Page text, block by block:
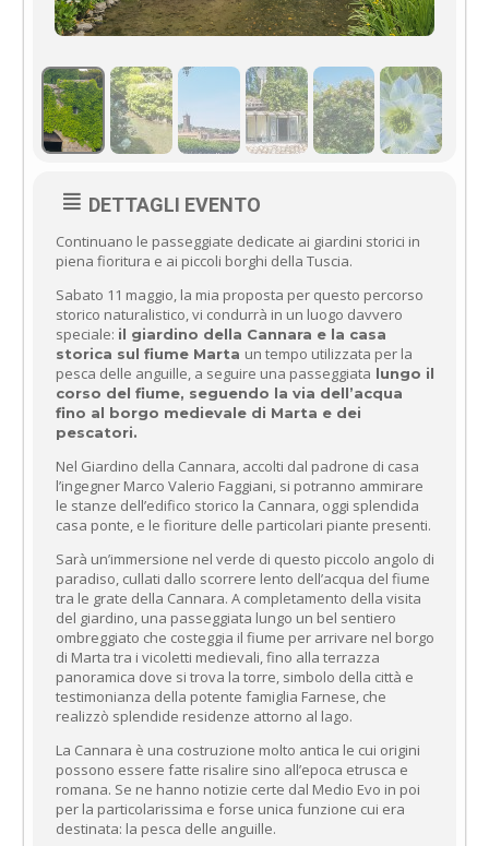
DETTAGLI EVENTO
Continuano le passeggiate dedicate ai giardini storici in
piena fioritura e ai piccoli borghi della Tuscia.
Sabato 11 maggio, la mia proposta per questo percorso
storico naturalistico, vi condurrà in un luogo davvero
speciale: il giardino della Cannara e la casa
storica sul fiume Marta un tempo utilizzata per la
pesca delle anguille, a seguire una passeggiata lungo il
corso del fiume, seguendo la via dell’acqua
fino al borgo medievale di Marta e dei
pescatori.
Nel Giardino della Cannara, accolti dal padrone di casa
l’ingegner Marco Valerio Faggiani, si potranno ammirare
le stanze dell’edifico storico la Cannara, oggi splendida
casa ponte, e le fioriture delle particolari piante presenti.
Sarà un’immersione nel verde di questo piccolo angolo di
paradiso, cullati dallo scorrere lento dell’acqua del fiume
tra le grate della Cannara. A completamento della visita
del giardino, una passeggiata lungo un bel sentiero
ombreggiato che costeggia il fiume per arrivare nel borgo
di Marta tra i vicoletti medievali, fino alla terrazza
panoramica dove si trova la torre, simbolo della città e
testimonianza della potente famiglia Farnese, che
realizzò splendide residenze attorno al lago.
La Cannara è una costruzione molto antica le cui origini
possono essere fatte risalire sino all’epoca etrusca e
romana. Se ne hanno notizie certe dal Medio Evo in poi
per la particolarissima e forse unica funzione cui era
destinata: la pesca delle anguille.